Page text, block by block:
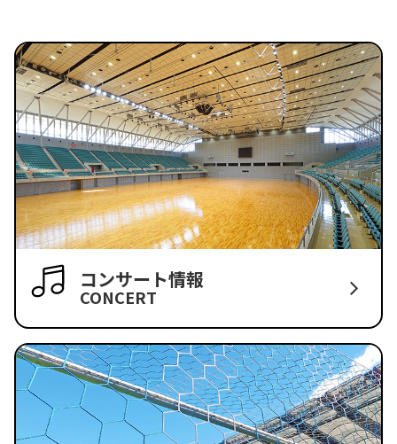
コンサート情報
CONCERT